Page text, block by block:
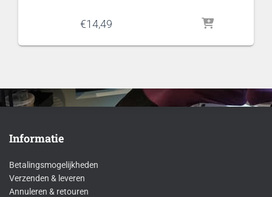
€14,49
Informatie
Betalingsmogelijkheden
Verzenden & leveren
Annuleren & retouren